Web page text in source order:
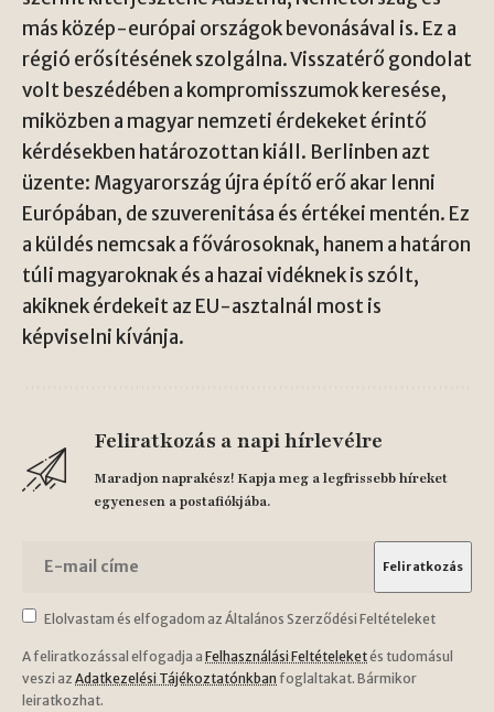
más közép-európai országok bevonásával is. Ez a
régió erősítésének szolgálna. Visszatérő gondolat
volt beszédében a kompromisszumok keresése,
miközben a magyar nemzeti érdekeket érintő
kérdésekben határozottan kiáll. Berlinben azt
üzente: Magyarország újra építő erő akar lenni
Európában, de szuverenitása és értékei mentén. Ez
a küldés nemcsak a fővárosoknak, hanem a határon
túli magyaroknak és a hazai vidéknek is szólt,
akiknek érdekeit az EU-asztalnál most is
képviselni kívánja.
Feliratkozás a napi hírlevélre
Maradjon naprakész! Kapja meg a legfrissebb híreket
egyenesen a postafiókjába.
Elolvastam és elfogadom az Általános Szerződési Feltételeket
A feliratkozással elfogadja a Felhasználási Feltételeketés tudomásul
veszi az Adatkezelési Tájékoztatónkban foglaltakat. Bármikor
leiratkozhat.